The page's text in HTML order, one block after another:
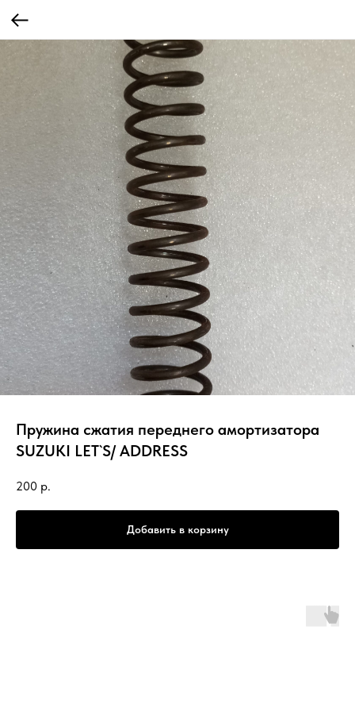
Пружина сжатия переднего амортизатора
SUZUKI LET`S/ ADDRESS
200 р.
Добавить в корзину